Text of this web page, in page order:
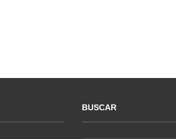
BUSCAR